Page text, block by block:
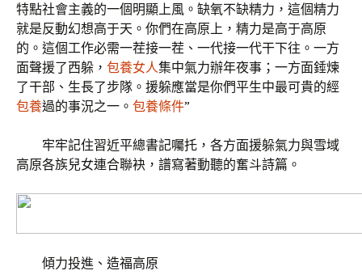
特點社會主義的一個明顯上風。缺氧不缺精力，這個精力
就是反動幻想高于天。你們在高原上，精力是高于高原
的。這個工作必需一茬接一茬、一代接一代干下往。一方
面聲援了西躲， 包養女人集中氣力辦年夜事；一方面錘煉
了干部、生長了步隊。援躲應當是你們平生中最可貴的經
包養過的事況之一。 包養條件”
牢牢記住習近平總書記囑托，各方面援躲氣力與雪域
高原各族兒女連合聯袂，譜寫著動聽的奮斗詩篇。
傾力投進、造福高原